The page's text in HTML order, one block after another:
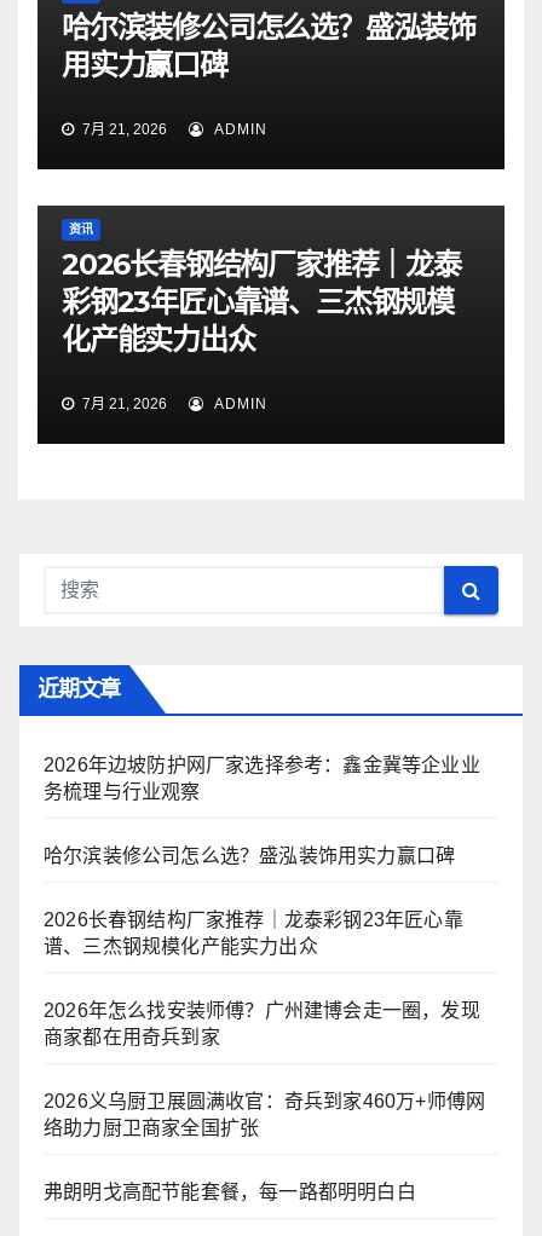
哈尔滨装修公司怎么选？盛泓装饰
用实力赢口碑
7月 21, 2026 ADMIN
资讯
2026长春钢结构厂家推荐｜龙泰
彩钢23年匠心靠谱、三杰钢规模
化产能实力出众
7月 21, 2026 ADMIN
近期文章
2026年边坡防护网厂家选择参考：鑫金冀等企业业
务梳理与行业观察
哈尔滨装修公司怎么选？盛泓装饰用实力赢口碑
2026长春钢结构厂家推荐｜龙泰彩钢23年匠心靠
谱、三杰钢规模化产能实力出众
2026年怎么找安装师傅？广州建博会走一圈，发现
商家都在用奇兵到家
2026义乌厨卫展圆满收官：奇兵到家460万+师傅网
络助力厨卫商家全国扩张
弗朗明戈高配节能套餐，每一路都明明白白